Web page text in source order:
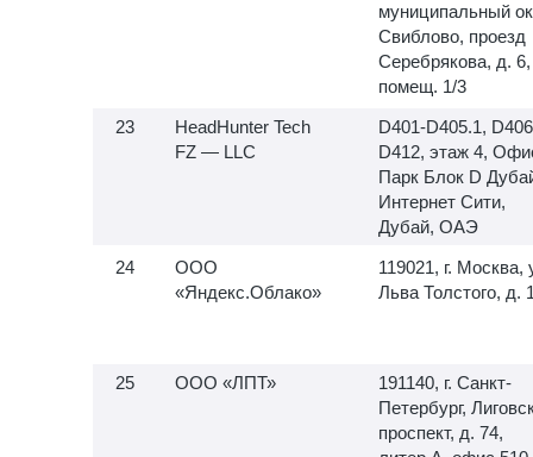
муниципальный
Свиблово, проезд
Серебрякова, д. 6,
помещ. 1/3
HeadHunter Tech
FZ — LLC
D401-D405.1,
D412, этаж 4,
Парк Блок D
Интернет Сити,
Дубай, ОАЭ
ООО
«Яндекс.Облако»
119021, г. Москва,
Льва Толстого, д.
ООО «ЛПТ»
191140, г. Санкт-
Петербург,
проспект, д. 74,